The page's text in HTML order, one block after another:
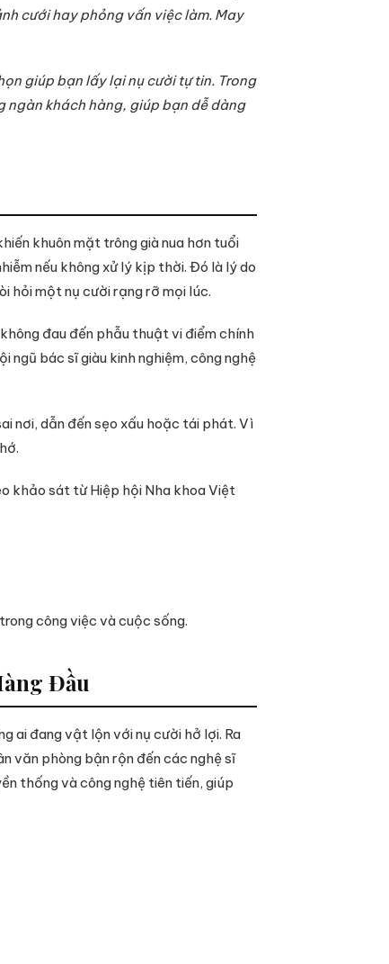
cưới hay phỏng vấn việc làm. May
giúp bạn lấy lại nụ cười tự tin. Trong
khách hàng, giúp bạn dễ dàng
khuôn mặt trông già nua hơn tuổi
nếu không xử lý kịp thời. Đó là lý do
hỏi một nụ cười rạng rỡ mọi lúc.
đau đến phẫu thuật vi điểm chính
ngũ bác sĩ giàu kinh nghiệm, công nghệ
nơi, dẫn đến sẹo xấu hoặc tái phát. Vì
khảo sát từ Hiệp hội Nha khoa Việt
công việc và cuộc sống.
Đầu
ai đang vật lộn với nụ cười hở lợi. Ra
văn phòng bận rộn đến các nghệ sĩ
thống và công nghệ tiên tiến, giúp